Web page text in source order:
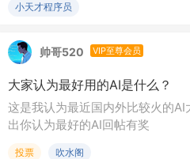
小天才程序员
帅哥520 VIP至尊会员
大家认为最好用的AI是什么？
这是我认为最近国内外比较火的
出你认为最好的AI回帖有奖
投票 吹水阁